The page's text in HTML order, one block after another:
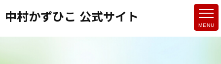
中村かずひこ 公式サイト